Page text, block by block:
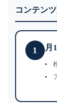
コンテン
1 月